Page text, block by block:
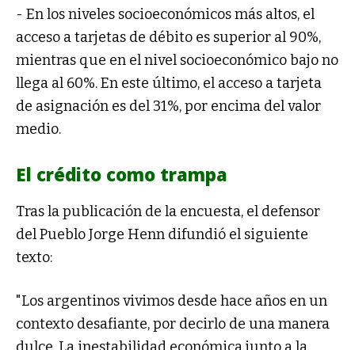
- En los niveles socioeconómicos más altos, el
acceso a tarjetas de débito es superior al 90%,
mientras que en el nivel socioeconómico bajo no
llega al 60%. En este último, el acceso a tarjeta
de asignación es del 31%, por encima del valor
medio.
El crédito como trampa
Tras la publicación de la encuesta, el defensor
del Pueblo Jorge Henn difundió el siguiente
texto:
"Los argentinos vivimos desde hace años en un
contexto desafiante, por decirlo de una manera